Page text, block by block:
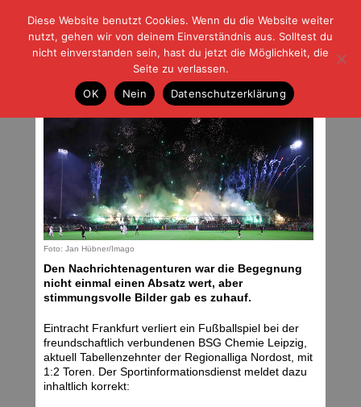
| | |BLOG-GFußball und der Rest
HOME|REGELN|IMPRESSUM |DATENSCHUTZ
„Bewährte Taktik“
Samstag, 14.10.23 | 05:00 Uhr
Foto: Jan Hübner/Imago
Den Nachrichtenagenturen war die Begegnung
nicht einmal einen Absatz wert, aber
stimmungsvolle Bilder gab es zuhauf.
Eintracht Frankfurt verliert ein Fußballspiel bei der
freundschaftlich verbundenen BSG Chemie Leipzig,
aktuell Tabellenzehnter der Regionalliga Nordost, mit
1:2 Toren. Der Sportinformationsdienst meldet dazu
inhaltlich korrekt:
Diese Website benutzt Cookies. Wenn du die Website weiter
nutzt, gehen wir von deinem Einverständnis aus. Solltest du
nicht einverstanden sein, hast du jetzt die Möglichkeit, die
Seite zu verlassen.
OK
Nein Datenschutzerklärung